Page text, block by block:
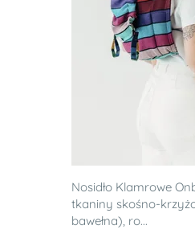
Nosidło Klamrowe
tkaniny skośno-
bawełna), ro...